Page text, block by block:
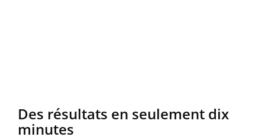
Des résultats en seulement dix
minutes